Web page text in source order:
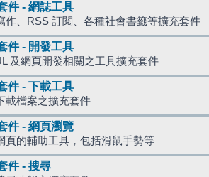
件 - 網誌工具
作、RSS 訂閱、各種社會書籤等擴充套件
件 - 開發工具
及網頁開發相關之工具擴充套件
件 - 下載工具
載檔案之擴充套件
件 - 網頁瀏覽
頁的輔助工具，包括滑鼠手勢等
件 - 搜尋